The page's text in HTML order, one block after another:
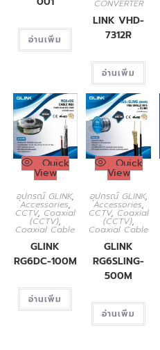
อ่านเพิ่ม
CONVERTER
LINK VHD-
7312R
อ่านเพิ่ม
Quick
View
อุปกรณ์ GLINK,
Accessories,
CCTV, Coaxial
(CCTV),
Coaxial Cable
GLINK
RG6DC-100M
อ่านเพิ่ม
Quick
View
อุปกรณ์ GLINK,
Accessories,
CCTV, Coaxial
(CCTV),
Coaxial Cable
GLINK
RG6SLING-
500M
อ่านเพิ่ม